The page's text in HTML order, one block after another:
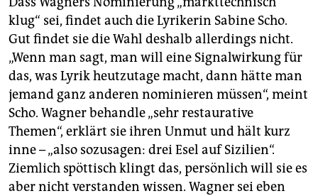
klug“ sei, findet auch die Lyrikerin Sabine Scho.
Gut findet sie die Wahl deshalb allerdings nicht.
„Wenn man sagt, man will eine Signalwirkung für
das, was Lyrik heutzutage macht, dann hätte man
jemand ganz anderen nominieren müssen“, meint
Scho. Wagner behandle „sehr restaurative
Themen“, erklärt sie ihren Unmut und hält kurz
inne – „also sozusagen: drei Esel auf Sizilien“.
Ziemlich spöttisch klingt das, persönlich will sie es
aber nicht verstanden wissen. Wagner sei eben